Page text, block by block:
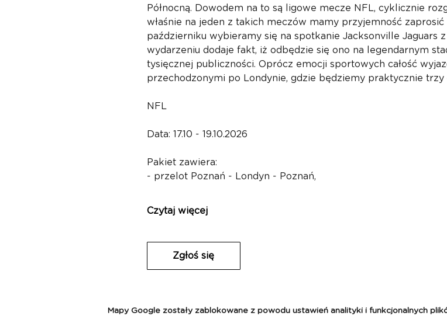
Północną. Dowodem na to są ligowe mecze NFL, cyklicznie
właśnie na jeden z takich meczów mamy przyjemność
październiku wybieramy się na spotkanie Jacksonville Jaguars z
wydarzeniu dodaje fakt, iż odbędzie się ono na legendarnym
tysięcznej publiczności. Oprócz emocji sportowych całość
przechodzonymi po Londynie, gdzie będziemy praktycznie trzy
NFL
Data: 17.10 - 19.10.2026
Pakiet zawiera:
- przelot Poznań - Londyn - Poznań,
Czytaj więcej
Zgłoś się
Mapy Google zostały zablokowane z powodu ustawień analityki i funkcjonalnych